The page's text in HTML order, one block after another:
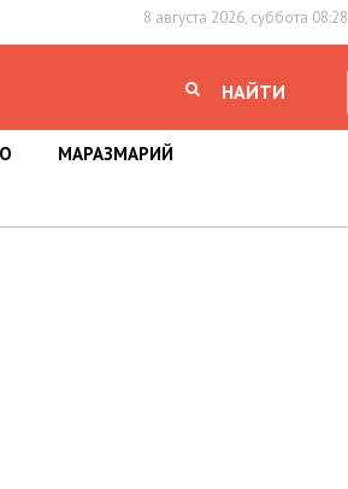
8 августа 2026, суббота 08:28
НАЙТИ
МАРАЗМАРИЙ